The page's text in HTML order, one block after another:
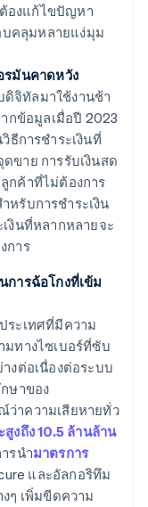
องแก้ไขปัญหา
บคลุมหลายแง่มุม
รมันคาดหวัง
ดิจิทัลมาใช้งานช้า
กข้อมูลเมื่อปี 2023
ธีการชำระเงินที่
ขาย การรับเงินสด
กค้าที่ไม่ต้องการ
หรับการชำระเงิน
งินที่หลากหลายจะ
การ
การฉ้อโกงที่เข้ม
ระเทศที่มีความ
ทางไซเบอร์ที่ซับ
งต่อเนื่องต่อระบบ
ษาของ
ว่าความเสียหายทั่ว
งถึง 10.5 ล้านล้าน
รนำมาตรการ
และอัลกอริทึม
ๆ เพิ่มขีดความ